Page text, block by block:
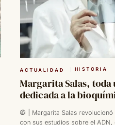
ACTUALIDAD HISTORIA
Margarita Salas, toda
dedicada a la
🥼 | Margarita Salas revolucionó
con sus estudios sobre el ADN,